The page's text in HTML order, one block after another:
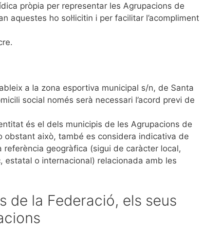
pròpia per representar les Agrupacions de
aquestes ho sol·licitin i per facilitar l’acompliment
a la zona esportiva municipal s/n, de Santa
social només serà necessari l’acord previ de
és el dels municipis de les Agrupacions de
obstant això, també es considera indicativa de
referència geogràfica (sigui de caràcter local,
estatal o internacional) relacionada amb les
de la Federació, els seus